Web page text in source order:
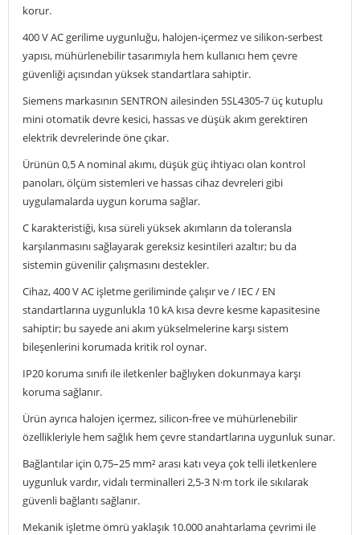
korur.
400 V AC gerilime uygunluğu, halojen-içermez ve silikon-serbest
yapısı, mühürlenebilir tasarımıyla hem kullanıcı hem çevre
güvenliği açısından yüksek standartlara sahiptir.
Siemens markasının SENTRON ailesinden 5SL4305-7 üç kutuplu
mini otomatik devre kesici, hassas ve düşük akım gerektiren
elektrik devrelerinde öne çıkar.
Ürünün 0,5 A nominal akımı, düşük güç ihtiyacı olan kontrol
panoları, ölçüm sistemleri ve hassas cihaz devreleri gibi
uygulamalarda uygun koruma sağlar.
C karakteristiği, kısa süreli yüksek akımların da toleransla
karşılanmasını sağlayarak gereksiz kesintileri azaltır; bu da
sistemin güvenilir çalışmasını destekler.
Cihaz, 400 V AC işletme geriliminde çalışır ve / IEC / EN
standartlarına uygunlukla 10 kA kısa devre kesme kapasitesine
sahiptir; bu sayede ani akım yükselmelerine karşı sistem
bileşenlerini korumada kritik rol oynar.
IP20 koruma sınıfı ile iletkenler bağlıyken dokunmaya karşı
koruma sağlanır.
Ürün ayrıca halojen içermez, silicon-free ve mühürlenebilir
özellikleriyle hem sağlık hem çevre standartlarına uygunluk sunar.
Bağlantılar için 0,75–25 mm² arası katı veya çok telli iletkenlere
uygunluk vardır, vidalı terminalleri 2,5-3 N·m tork ile sıkılarak
güvenli bağlantı sağlanır.
Mekanik işletme ömrü yaklaşık 10.000 anahtarlama çevrimi ile